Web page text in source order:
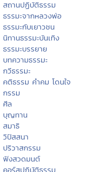
สถานปฏิบัติธรรม
ธรรมะจากหลวงพ่อ
ธรรมะกับเยาวชน
นิทานธรรมะบันเทิง
ธรรมะบรรยาย
บทความธรรมะ
กวีธรรมะ
คติธรรม คำคม โดนใจ
กรรม
ศีล
บุญทาน
สมาธิ
วิปัสสนา
ปริวาสกรรม
ฟังสวดมนต์
คอร์สปฏิบัติธรรม